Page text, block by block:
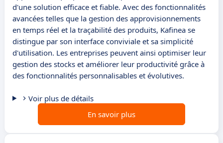
d'une solution efficace et fiable. Avec des fonctionnalités
avancées telles que la gestion des approvisionnements
en temps réel et la traçabilité des produits, Kafinea se
distingue par son interface conviviale et sa simplicité
d'utilisation. Les entreprises peuvent ainsi optimiser leur
gestion des stocks et améliorer leur productivité grâce à
des fonctionnalités personnalisables et évolutives.
Voir plus de détails
En savoir plus